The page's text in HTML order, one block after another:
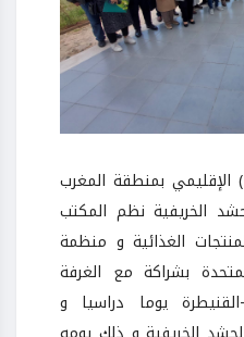
في إطار برنامج الفاو (FAO) الإقليمي بمنطقة المغرب
الخريفية نظم المكتب
الغذائية و منظمة
بشراكة مع الغرفة
القنيطرة يوما دراسيا و